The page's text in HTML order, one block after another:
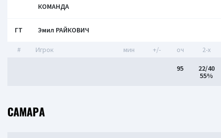
КОМАНДА
ГТ Эмил РАЙКОВИЧ
# Игрок мин +/- оч 2-x
95
22/40
55%
САМАРА